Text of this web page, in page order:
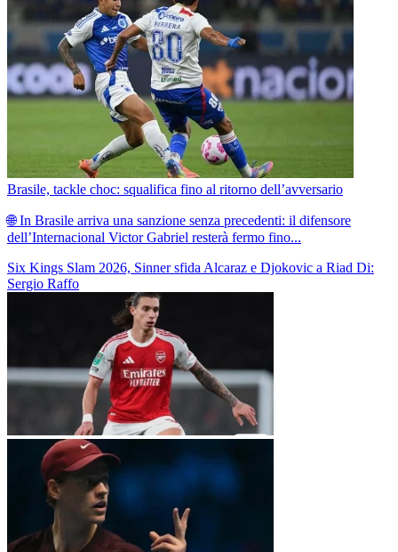
Brasile, tackle choc: squalifica fino al ritorno dell’avversario
🌐 In Brasile arriva una sanzione senza precedenti: il difensore
dell’Internacional Victor Gabriel resterà fermo fino...
Six Kings Slam 2026, Sinner sfida Alcaraz e Djokovic a Riad Di:
Sergio Raffo